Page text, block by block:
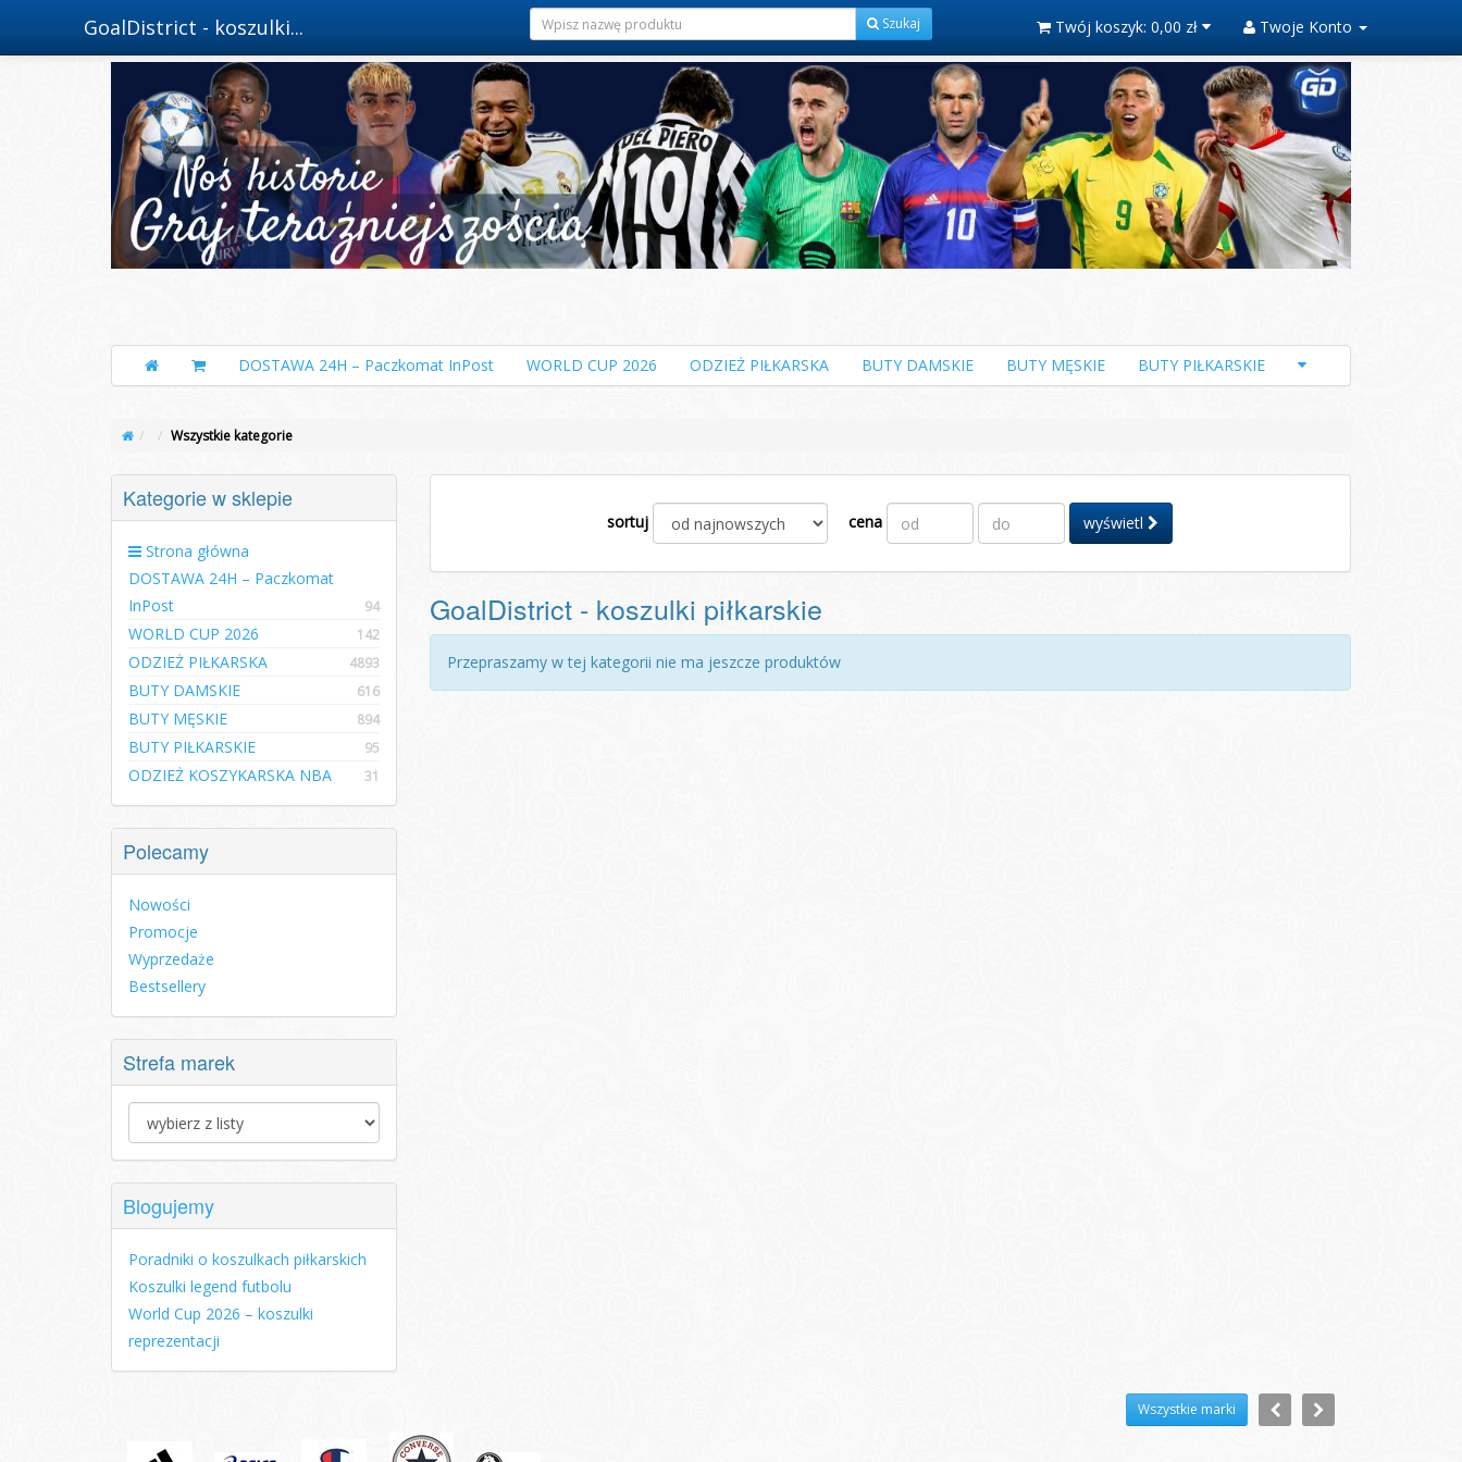
GoalDistrict - koszulki... Szukaj Twój koszyk: 0,00 zł Twoje Konto
DOSTAWA 24H – Paczkomat InPost WORLD CUP 2026 ODZIEŻ PIŁKARSKA BUTY DAMSKIE BUTY MĘSKIE BUTY PIŁKARSKIE
Wszystkie kategorie
Kategorie w sklepie
Strona główna
DOSTAWA 24H – Paczkomat
InPost
94
WORLD CUP 2026 142
ODZIEŻ PIŁKARSKA 4893
BUTY DAMSKIE 616
BUTY MĘSKIE 894
BUTY PIŁKARSKIE 95
ODZIEŻ KOSZYKARSKA NBA 31
Polecamy
Nowości
Promocje
Wyprzedaże
Bestsellery
Strefa marek
Blogujemy
Poradniki o koszulkach piłkarskich
Koszulki legend futbolu
World Cup 2026 – koszulki
reprezentacji
sortuj cena wyświetl
GoalDistrict - koszulki piłkarskie
Przepraszamy w tej kategorii nie ma jeszcze produktów
Wszystkie marki